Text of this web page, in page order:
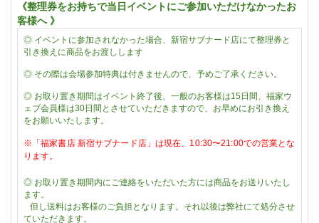
《整理券をお持ちで当日イベントにご参加いただけなかったお
客様へ 》
◎ イベントに参加されなかった場合、新宿サブナード店にて整理券と
引き換えに商品をお渡しします
◎ その際は会場参加特典は付きませんので、予めご了承ください。
◎ お取り置き期間はイベント終了後、一般のお客様は15日間、福家ウ
ェブ会員様は30日間とさせていただきますので、お早めにお引き換え
をお願いいたします。
※「福家書店 新宿サブナード店」は現在、 10:30〜21:00での営業とな
ります。
◎ お取り置き期間内にご連絡をいただいた方には商品をお送りいたし
ます。
但し送料はお客様のご負担となります。それ以後は弊社にて処分させ
ていただきます。